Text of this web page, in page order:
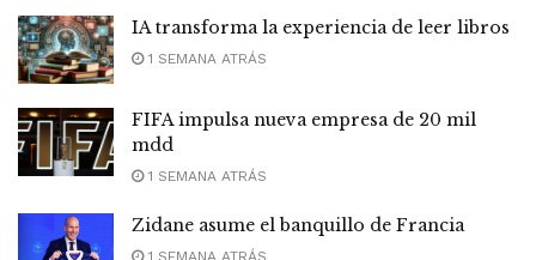
IA transforma la experiencia de leer libros
1 SEMANA ATRÁS
FIFA impulsa nueva empresa de 20 mil
mdd
1 SEMANA ATRÁS
Zidane asume el banquillo de Francia
1 SEMANA ATRÁS